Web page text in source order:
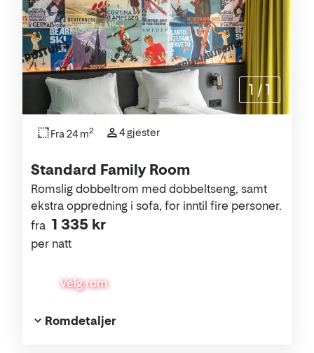
Standard Family Room
fra 1 335 kr
per natt
Romslig dobbeltrom med dobbeltseng, samt
ekstra oppredning i sofa, for inntil fire personer.
Velg rom
Fra 24 m2 4 gjester
Romdetaljer
1 / 1